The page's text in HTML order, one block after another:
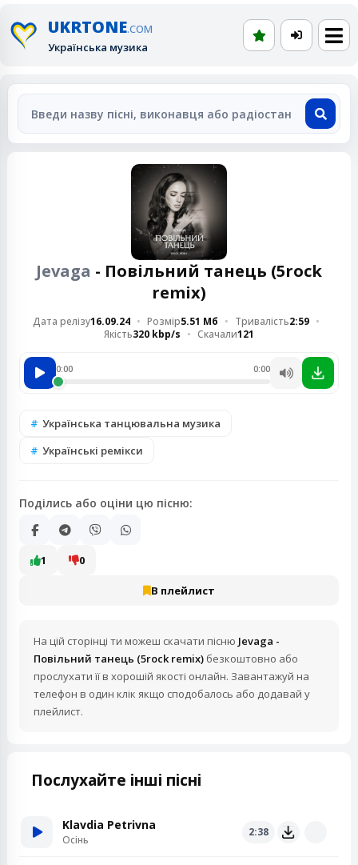
UKRTONE.COM
Українська музика
Jevaga - Повільний танець (5rock
remix)
Дата релізу16.09.24 Розмір5.51 Мб Тривалість2:59
Якість320 kbp/s Скачали121
0:00 0:00
Українська танцювальна музика
Українські ремікси
Поділись або оціни цю пісню:
1 0
В плейлист
На цій сторінці ти можеш скачати пісню Jevaga -
Повільний танець (5rock remix) безкоштовно або
прослухати її в хорошій якості онлайн. Завантажуй на
телефон в один клік якщо сподобалось або додавай у
плейлист.
Послухайте інші пісні
Klavdia Petrivna
Осінь
2:38